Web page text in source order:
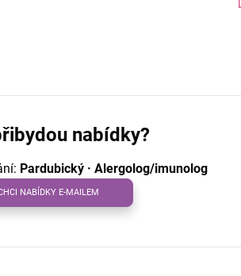
nabídky?
Pardubický · Alergolog/imunolog
NABÍDKY E-MAILEM